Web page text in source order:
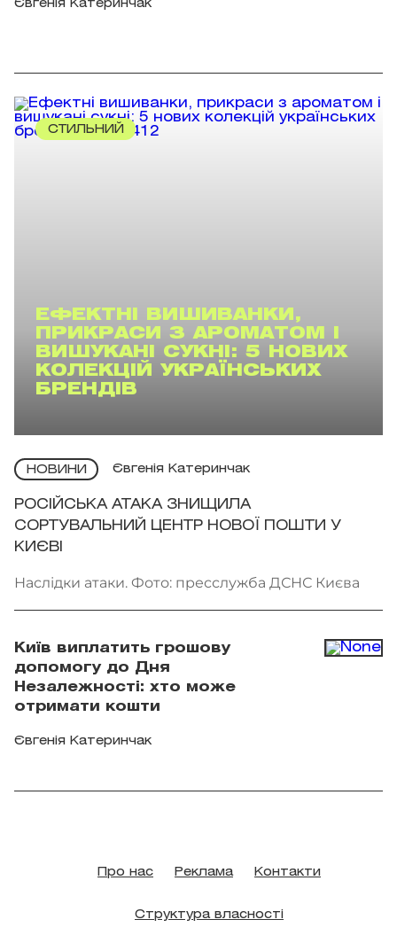
Євгенія Катеринчак
СТИЛЬНИЙ
ЕФЕКТНІ ВИШИВАНКИ,
ПРИКРАСИ З АРОМАТОМ І
ВИШУКАНІ СУКНІ: 5 НОВИХ
КОЛЕКЦІЙ УКРАЇНСЬКИХ
БРЕНДІВ
НОВИНИ Євгенія Катеринчак
РОСІЙСЬКА АТАКА ЗНИЩИЛА
СОРТУВАЛЬНИЙ ЦЕНТР НОВОЇ ПОШТИ У
КИЄВІ
Наслідки атаки. Фото: пресслужба ДСНС Києва
Київ виплатить грошову
допомогу до Дня
Незалежності: хто може
отримати кошти
Євгенія Катеринчак
Про нас Реклама Контакти
Структура власності